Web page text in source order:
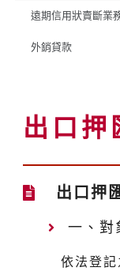
遠期信用狀賣斷業
外銷貸款
出口押
出口押
一、對
依法登